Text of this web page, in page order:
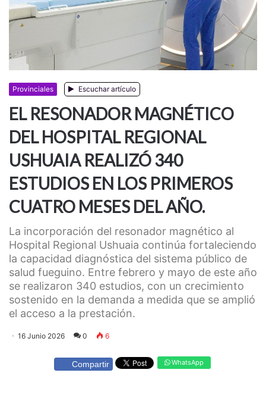
Provinciales Escuchar artículo
EL RESONADOR MAGNÉTICO
DEL HOSPITAL REGIONAL
USHUAIA REALIZÓ 340
ESTUDIOS EN LOS PRIMEROS
CUATRO MESES DEL AÑO.
La incorporación del resonador magnético al
Hospital Regional Ushuaia continúa fortaleciendo
la capacidad diagnóstica del sistema público de
salud fueguino. Entre febrero y mayo de este año
se realizaron 340 estudios, con un crecimiento
sostenido en la demanda a medida que se amplió
el acceso a la prestación.
16 Junio 2026 0 6
Compartir WhatsApp